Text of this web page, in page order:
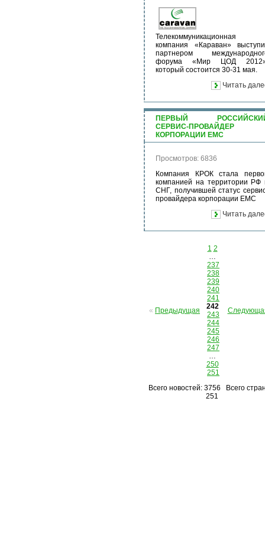
Телекоммуникационная
компания «Караван»
партнером
форума «Мир ЦОД
который состоится 30-31 мая.
Читать
ПЕРВЫЙ
СЕРВИС-ПРОВАЙДЕР
КОРПОРАЦИИ ЕМС
Просмотров: 6836
Компания КРОК стала
компанией на территории РФ
СНГ, получившей статус
провайдера корпорации EMC
Читать
« Предыдущая
1 2
…
237
238
239
240
241
242
243
244
245
246
247
…
250
251
Всего новостей: 3756 Всего
251